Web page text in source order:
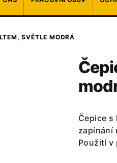
SVĚTLE MODRÁ
Čepice
zapínání
Použití v